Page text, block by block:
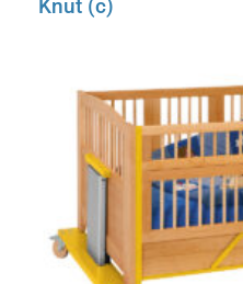
Knut (c)